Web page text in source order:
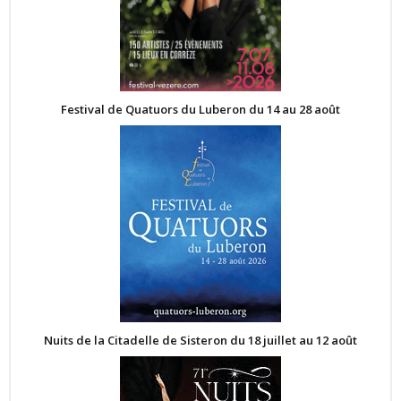
Festival de Quatuors du Luberon du 14 au 28 août
Nuits de la Citadelle de Sisteron du 18 juillet au 12 août